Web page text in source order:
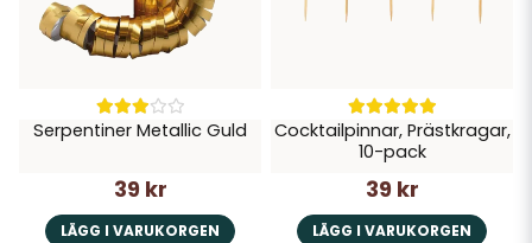
Serpentiner Metallic Guld
39 kr
LÄGG I VARUKORGEN
Cocktailpinnar, Prästkragar,
10-pack
39 kr
LÄGG I VARUKORGEN